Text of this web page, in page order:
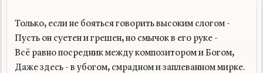
Только, если не бояться говорить высоким слогом -
Пусть он суетен и грешен, но смычок в его руке -
Всё равно посредник между композитором и Богом,
Даже здесь - в убогом, смрадном и заплеванном мирке.